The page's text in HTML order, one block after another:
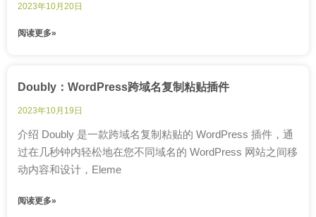
2023年10月20日
阅读更多»
Doubly：WordPress跨域名复制粘贴插件
2023年10月19日
介绍 Doubly 是一款跨域名复制粘贴的 WordPress 插件，通
过在几秒钟内轻松地在您不同域名的 WordPress 网站之间移
动内容和设计，Eleme
阅读更多»